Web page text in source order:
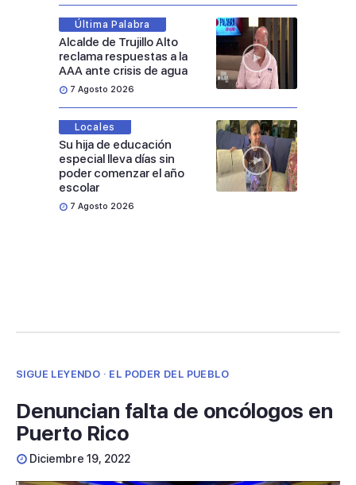
Última Palabra
Alcalde de Trujillo Alto
reclama respuestas a la
AAA ante crisis de agua
7 Agosto 2026
Locales
Su hija de educación
especial lleva días sin
poder comenzar el año
escolar
7 Agosto 2026
SIGUE LEYENDO · EL PODER DEL PUEBLO
Denuncian falta de oncólogos en
Puerto Rico
Diciembre 19, 2022